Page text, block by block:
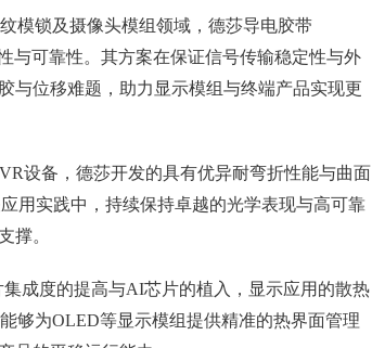
模锁及摄像头模组领域，德莎导电胶带
与可靠性。其方案在保证信号传输稳定性与外
与位移难题，助力显示模组与终端产品实现更
设备，德莎开发的具有优异耐弯折性能与曲面
用实践中，持续保持卓越的光学表现与高可靠
撑。
集成度的提高与AI芯片的植入，显示应用的散热
够为OLED等显示模组提供精准的热界面管理